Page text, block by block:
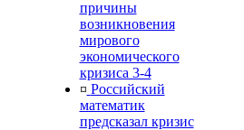
причины
возникновения
мирового
экономического
кризиса 3-4
¤ Российский
математик
предсказал кризис